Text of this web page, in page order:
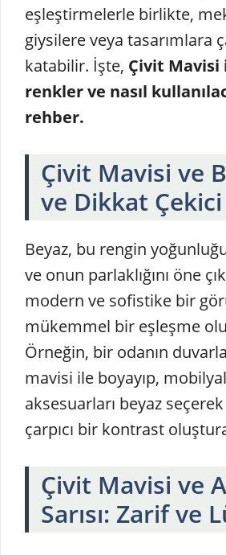
eşleştirmelerle birlikte,
giysilere veya tasarımlara
katabilir. İşte, Çivit
renkler ve nasıl
rehber.
Çivit Mavisi ve
ve Dikkat Çekici
Beyaz, bu rengin
ve onun parlaklığını öne
modern ve sofistike bir
mükemmel bir eşleşme
Örneğin, bir odanın
mavisi ile boyayıp,
aksesuarları beyaz
çarpıcı bir kontrast
Çivit Mavisi ve
Sarısı: Zarif ve